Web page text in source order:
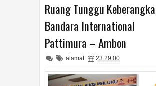
Ruang Tunggu
Bandara International
Pattimura – Ambon
alamat 23.29.00